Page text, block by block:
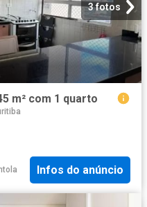
3 fotos
m² com 1 quarto
Infos do anúncio